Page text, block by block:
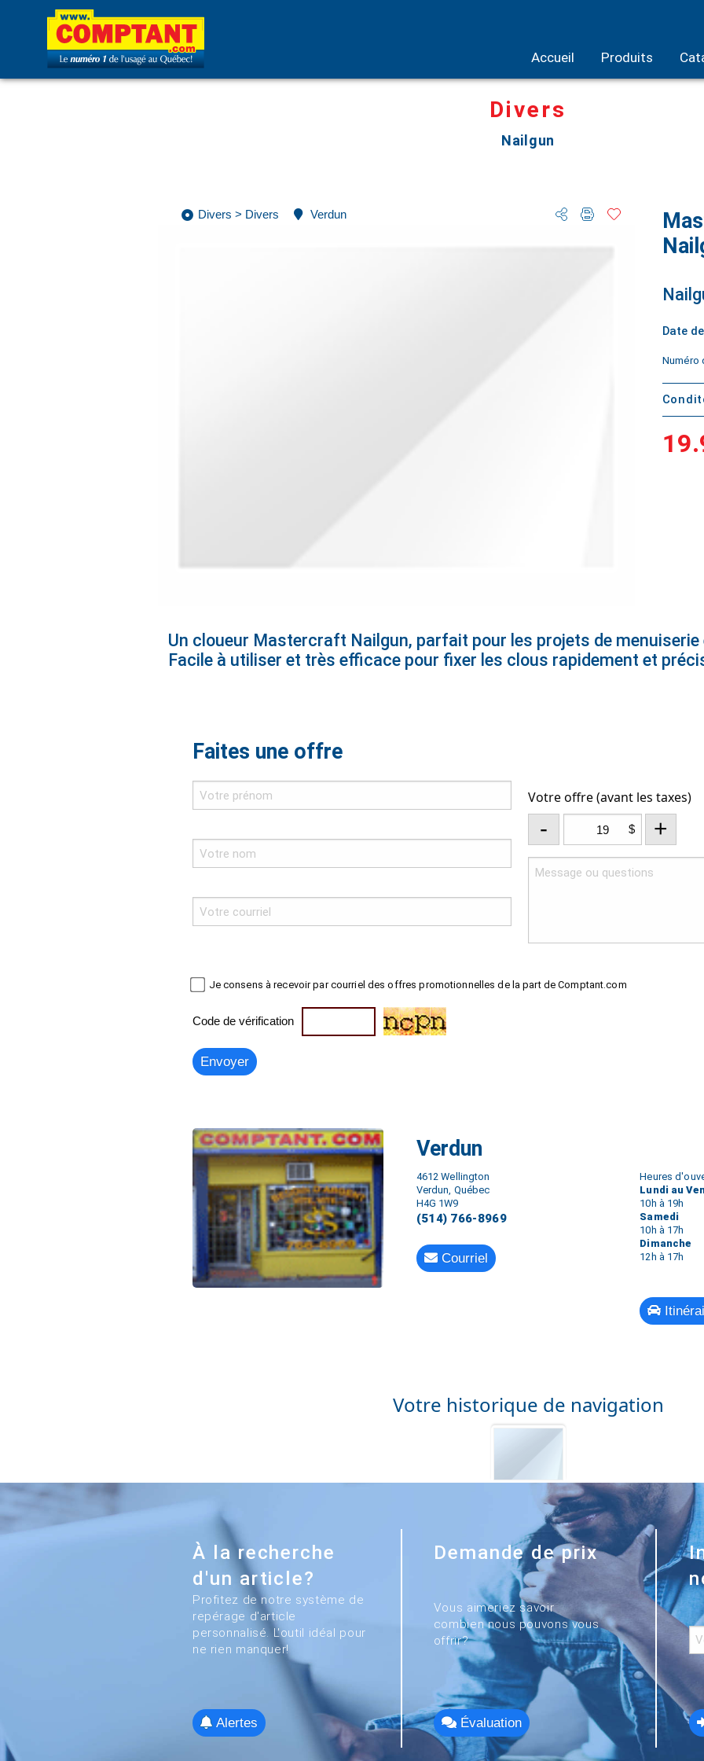
Accueil Produits
Divers
Nailgun
Divers > Divers Verdun
Date
Numéro
Un cloueur Mastercraft Nailgun, parfait pour les projets de
Facile à utiliser et très efficace pour fixer les clous rapidement et
Faites une offre
Votre offre (avant les taxes)
- $ +
Je consens à recevoir par courriel des offres promotionnelles de la part de Comptant.com
Code de vérification
Verdun
4612 Wellington
Verdun, Québec
H4G 1W9
(514) 766-8969
Courriel
Heures
Lundi au
10h à 19h
Samedi
10h à 17h
Dimanche
12h à 17h
Votre historique de navigation
À la recherche
d'un article?
Profitez de notre système de
repérage d'article
personnalisé. L'outil idéal pour
ne rien manquer!
Alertes
Demande de prix
Vous aimeriez savoir
combien nous pouvons vous
offrir?
Évaluation